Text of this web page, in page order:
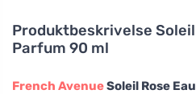
Produktbeskrivelse Soleil
Parfum 90 ml
French AvenueSoleil Rose